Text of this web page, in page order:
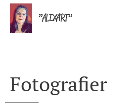
”ALIXART”
Fotografier